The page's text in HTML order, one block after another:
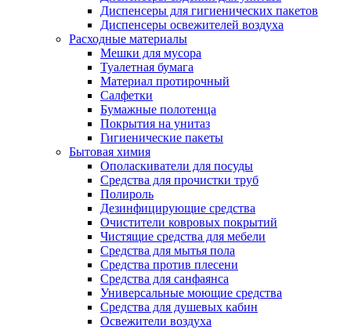
Диспенсеры для гигиенических пакетов
Диспенсеры освежителей воздуха
Расходные материалы
Мешки для мусора
Туалетная бумага
Материал протирочный
Салфетки
Бумажные полотенца
Покрытия на унитаз
Гигиенические пакеты
Бытовая химия
Ополаскиватели для посуды
Средства для прочистки труб
Полироль
Дезинфицирующие средства
Очистители ковровых покрытий
Чистящие средства для мебели
Средства для мытья пола
Средства против плесени
Средства для санфаянса
Универсальные моющие средства
Средства для душевых кабин
Освежители воздуха